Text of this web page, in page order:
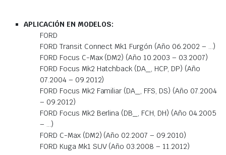
APLICACIÓN EN MODELOS:
FORD
FORD Transit Connect Mk1 Furgón (Año 06.2002 – …)
FORD Focus C-Max (DM2) (Año 10.2003 – 03.2007)
FORD Focus Mk2 Hatchback (DA_, HCP, DP) (Año
07.2004 – 09.2012)
FORD Focus Mk2 Familiar (DA_, FFS, DS) (Año 07.2004
– 09.2012)
FORD Focus Mk2 Berlina (DB_, FCH, DH) (Año 04.2005
– …)
FORD C-Max (DM2) (Año 02.2007 – 09.2010)
FORD Kuga Mk1 SUV (Año 03.2008 – 11.2012)